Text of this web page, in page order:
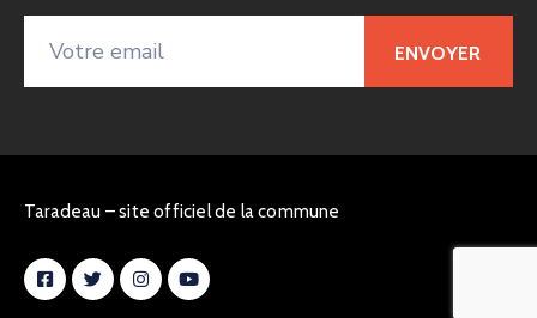
Taradeau – site officiel de la commune